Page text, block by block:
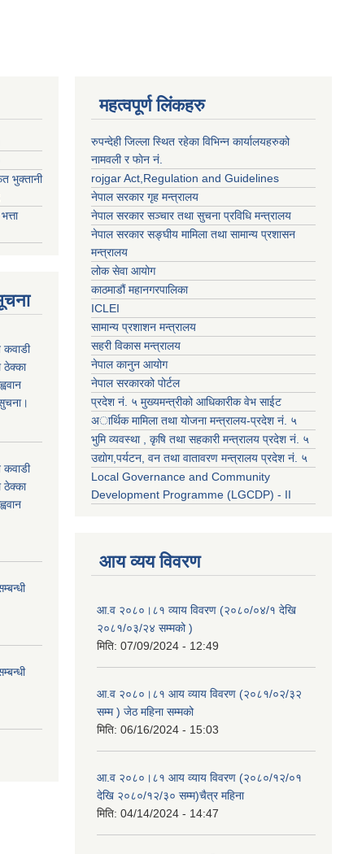
भुक्तानी
कवाडी
ठेक्का
कवाडी
ठेक्का
महत्वपूर्ण लिंकहरु
रुपन्देही जिल्ला स्थित रहेका विभिन्न कार्यालयहरुको
नामवली र फाेन न‌ं.
rojgar Act,Regulation and Guidelines
नेपाल सरकार गृह मन्त्रालय
नेपाल सरकार सञ्चार तथा सुचना प्रविधि मन्त्रालय
नेपाल सरकार सङ्घीय मामिला तथा सामान्य प्रशासन
मन्त्रालय
लोक सेवा आयोग
काठमाडौं महानगरपालिका
ICLEI
सामान्य प्रशाशन मन्त्रालय
सहरी विकास मन्त्रालय
नेपाल कानुन आयोग
नेपाल सरकारको पोर्टल
प्रदेश नं. ५ मुख्यमन्त्रीको आधिकारीक वेभ साईट
अार्थिक मामिला तथा योजना मन्त्रालय-प्रदेश नं. ५
भुमि व्यवस्था , कृषि तथा सहकारी मन्त्रालय प्रदेश नं. ५
उद्याेग,पर्यटन, वन तथा वातावरण मन्त्रालय प्रदेश नं. ५
Local Governance and Community
Development Programme (LGCDP) - II
आय व्यय विवरण
आ.व २०८०।८१ व्याय विवरण (२०८०/०४/१ देखि
२०८१/०३/२४ सम्मको )
मिति: 07/09/2024 - 12:49
आ.व २०८०।८१ आय व्याय विवरण (२०८१/०२/३२
सम्म ) जेठ महिना सम्मको
मिति: 06/16/2024 - 15:03
आ.व २०८०।८१ आय व्याय विवरण (२०८०/१२/०१
देखि २०८०/१२/३० सम्म)चैत्र महिना
मिति: 04/14/2024 - 14:47